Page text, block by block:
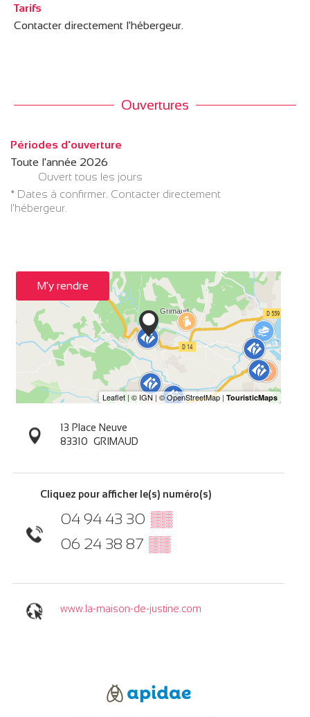
Tarifs
Contacter directement l'hébergeur.
Ouvertures
Périodes d'ouverture
Toute l'année 2026
Ouvert tous les jours
* Dates à confirmer. Contacter directement
l'hébergeur.
M'y rendre
13 Place Neuve
83310 GRIMAUD
Cliquez pour afficher le(s) numéro(s)
04 94 43 30 ▒▒
06 24 38 87 ▒▒
www.la-maison-de-justine.com